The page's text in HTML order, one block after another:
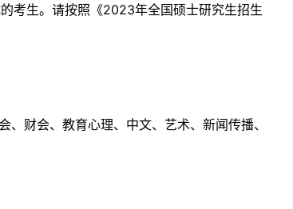
考生。请按照《2023年全国硕士研究生招生
财会、教育心理、中文、艺术、新闻传播、